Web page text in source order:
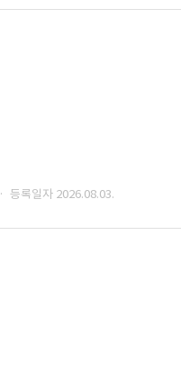
· 등록일자 2026.08.03.